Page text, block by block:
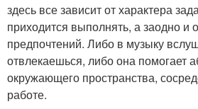
здесь все зависит от характера
приходится выполнять, а заодно и
предпочтений. Либо в музыку
отвлекаешься, либо она помогает
окружающего пространства,
работе.